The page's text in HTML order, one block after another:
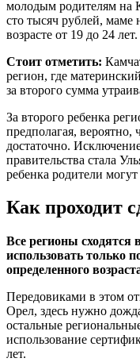
молодым родителям на
сто тысяч рублей,
возрасте от 19 до 24 лет.
Стоит отметить:
регион, где
за второго сумма
За второго ребенка
предполагая, вероятно,
достаточно.
правительства стала
ребенка родители
Как проходит
Все регионы
использовать только
определенного
Передовиками в этом
Орел, здесь нужно
остальные
использование
лет.